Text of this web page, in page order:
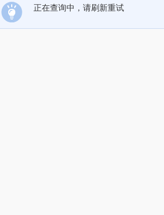
正在查询中，请刷新重试